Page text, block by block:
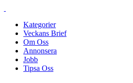
Kategorier
Veckans Brief
Om Oss
Annonsera
Jobb
Tipsa Oss